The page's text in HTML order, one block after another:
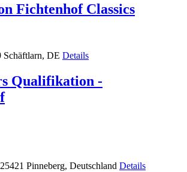
Fichtenhof Classics
Schäftlarn, DE Details
Qualifikation -
25421 Pinneberg, Deutschland Details